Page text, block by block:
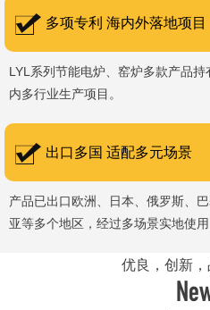
多项专利 海内外落地项目
LYL系列节能电炉、窑炉多款产品
内多行业生产项目。
出口多国 适配多元场景
产品已出口欧洲、日本、俄罗斯、
亚等多个地区，经过多场景实地使
优良，创新